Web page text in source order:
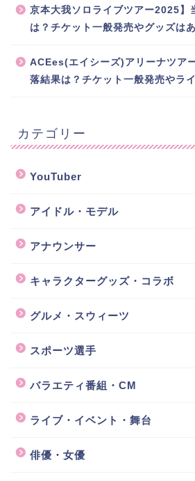
京本大我ソロライブツアー2025】
は？チケット一般発売やグッズは
ACEes(エイシーズ)アリーナツア
落結果は？チケット一般発売やラ
カテゴリー
YouTuber
アイドル・モデル
アナウンサー
キャラクターグッズ・コラボ
グルメ・スウィーツ
スポーツ選手
バラエティ番組・CM
ライブ・イベント・舞台
俳優・女優